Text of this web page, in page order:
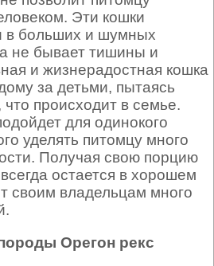
Эти кошки
в больших и шумных
не бывает тишины и
и жизнерадостная кошка
за детьми, пытаясь
что происходит в семье.
для одинокого
уделять питомцу много
Получая свою порцию
остается в хорошем
своим владельцам много
Орегон рекс